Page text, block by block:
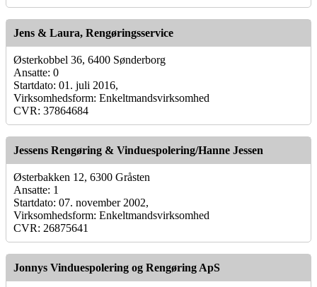
Jens & Laura, Rengøringsservice
Østerkobbel 36, 6400 Sønderborg
Ansatte: 0
Startdato: 01. juli 2016,
Virksomhedsform: Enkeltmandsvirksomhed
CVR: 37864684
Jessens Rengøring & Vinduespolering/Hanne Jessen
Østerbakken 12, 6300 Gråsten
Ansatte: 1
Startdato: 07. november 2002,
Virksomhedsform: Enkeltmandsvirksomhed
CVR: 26875641
Jonnys Vinduespolering og Rengøring ApS